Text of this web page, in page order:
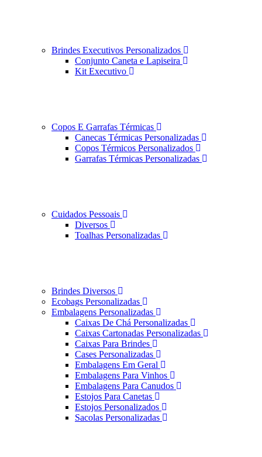
Brindes Executivos Personalizados
Conjunto Caneta e Lapiseira
Kit Executivo
Copos E Garrafas Térmicas
Canecas Térmicas Personalizadas
Copos Térmicos Personalizados
Garrafas Térmicas Personalizadas
Cuidados Pessoais
Diversos
Toalhas Personalizadas
Brindes Diversos
Ecobags Personalizadas
Embalagens Personalizadas
Caixas De Chá Personalizadas
Caixas Cartonadas Personalizadas
Caixas Para Brindes
Cases Personalizadas
Embalagens Em Geral
Embalagens Para Vinhos
Embalagens Para Canudos
Estojos Para Canetas
Estojos Personalizados
Sacolas Personalizadas